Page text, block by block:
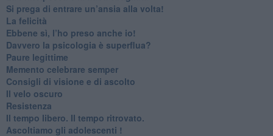
Si prega di entrare un’ansia alla volta!
​La felicità
​Ebbene sì, l’ho preso anche io!
​Davvero la psicologia è superflua?
Paure legittime
​Memento celebrare semper
​Consigli di visione e di ascolto
​Il velo oscuro
Resistenza
​Il tempo libero. Il tempo ritrovato.
Ascoltiamo gli adolescenti !